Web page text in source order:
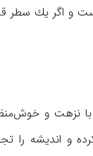
و اگر یك سطر
نزهت و
و اندیشه